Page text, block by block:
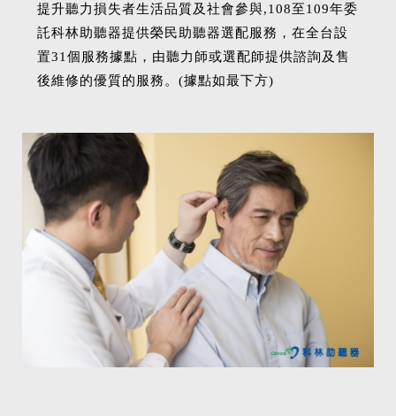
提升聽力損失者生活品質及社會參與,108至109年委
託科林助聽器提供榮民助聽器選配服務，在全台設
置31個服務據點，由聽力師或選配師提供諮詢及售
後維修的優質的服務。(據點如最下方)